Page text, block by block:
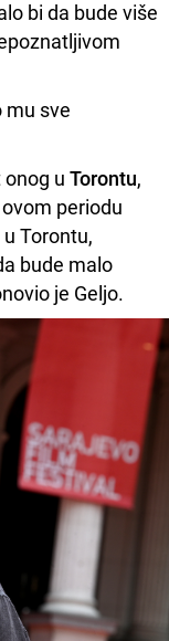
bi da bude više
mu sve
u Torontu,
periodu
Torontu,
bude malo
je Geljo.